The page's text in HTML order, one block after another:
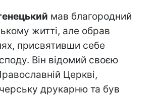
мав благородний
житті, але обрав
присвятивши себе
Він відомий своєю
Церкві,
друкарню та був